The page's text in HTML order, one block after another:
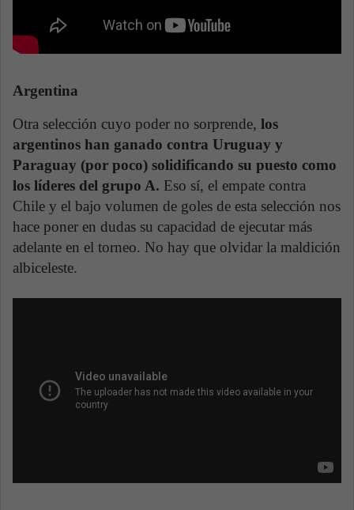
Argentina
Otra selección cuyo poder no sorprende, los
argentinos han ganado contra Uruguay y
Paraguay (por poco) solidificando su puesto como
los líderes del grupo A. Eso sí, el empate contra
Chile y el bajo volumen de goles de esta selección nos
hace poner en dudas su capacidad de ejecutar más
adelante en el torneo. No hay que olvidar la maldición
albiceleste.